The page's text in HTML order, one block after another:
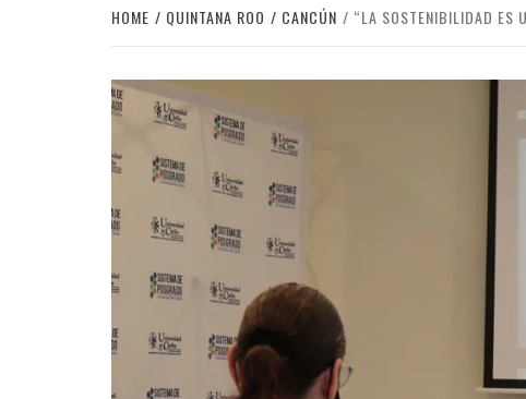
HOME QUINTANA ROO CANCÚN “LA SOSTENIBILIDAD ES